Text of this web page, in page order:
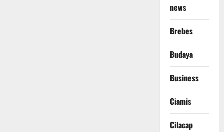
news
Brebes
Budaya
Business
Ciamis
Cilacap